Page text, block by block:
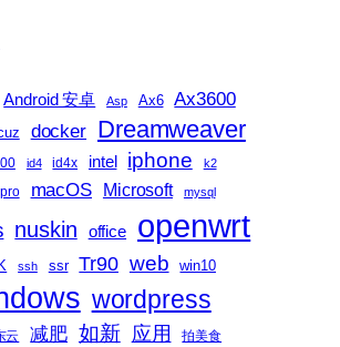
Android 安卓 Asp Ax6 Ax3600
docker Dreamweaver
id4 id4x intel iphone k2
macOS Microsoft mysql
nuskin office openwrt
ssh ssr Tr90 web win10
wordpress
云 减肥 如新 应用
拍美食